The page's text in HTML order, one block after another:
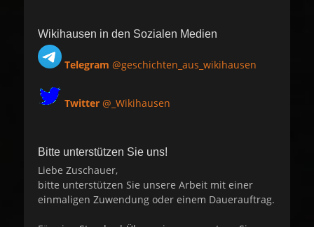
Wikihausen in den Sozialen Medien
Telegram @geschichten_aus_wikihausen
Twitter @_Wikihausen
Bitte unterstützen Sie uns!
Liebe Zuschauer,
bitte unterstützen Sie unsere Arbeit mit einer
einmaligen Zuwendung oder einem Dauerauftrag.